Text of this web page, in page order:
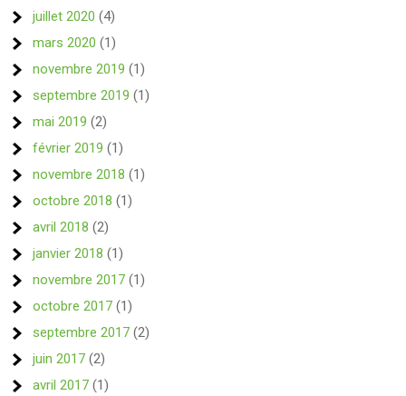
juillet 2020 (4)
mars 2020 (1)
novembre 2019 (1)
septembre 2019 (1)
mai 2019 (2)
février 2019 (1)
novembre 2018 (1)
octobre 2018 (1)
avril 2018 (2)
janvier 2018 (1)
novembre 2017 (1)
octobre 2017 (1)
septembre 2017 (2)
juin 2017 (2)
avril 2017 (1)